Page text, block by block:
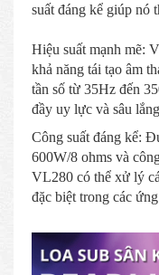
suất đáng kể giúp nó
Hiệu suất mạnh mẽ:
khả năng tái tạo âm
tần số từ 35Hz đến
đầy uy lực và sâu
Công suất đáng kể:
600W/8 ohms và
VL280 có thể xử lý
đặc biệt trong các